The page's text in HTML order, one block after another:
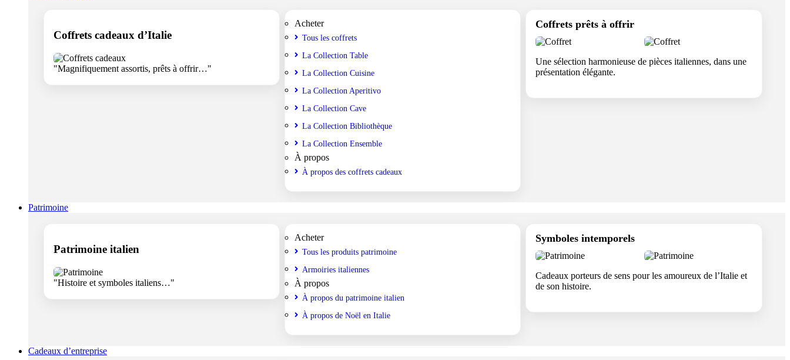
Coffrets cadeaux d’Italie
"Magnifiquement assortis, prêts à offrir…"
Acheter
Tous les coffrets
La Collection Table
La Collection Cuisine
La Collection Aperitivo
La Collection Cave
La Collection Bibliothèque
La Collection Ensemble
À propos
À propos des coffrets cadeaux
Coffrets prêts à offrir
Une sélection harmonieuse de pièces italiennes, dans une
présentation élégante.
Patrimoine
Patrimoine italien
"Histoire et symboles italiens…"
Acheter
Tous les produits patrimoine
Armoiries italiennes
À propos
À propos du patrimoine italien
À propos de Noël en Italie
Symboles intemporels
Cadeaux porteurs de sens pour les amoureux de l’Italie et
de son histoire.
Cadeaux d’entreprise